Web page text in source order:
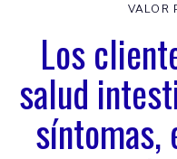
VALOR
Los
salud
síntomas,